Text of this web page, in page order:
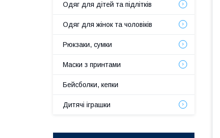
Одяг для дітей та підлітків
Одяг для жінок та чоловіків
Рюкзаки, сумки
Маски з принтами
Бейсболки, кепки
Дитячі іграшки